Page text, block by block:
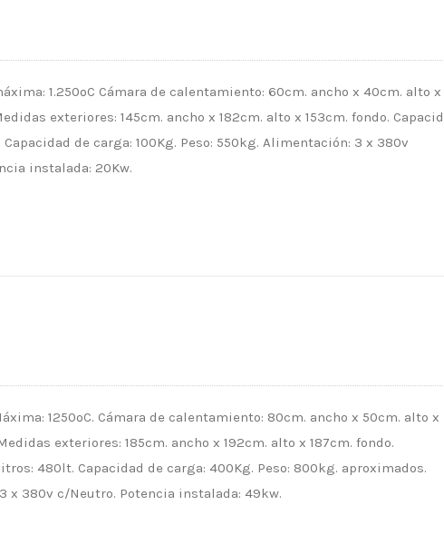
1.250ºC Cámara de calentamiento: 60cm. ancho x 40cm. alto x
exteriores: 145cm. ancho x 182cm. alto x 153cm. fondo.
de carga: 100Kg. Peso: 550kg. Alimentación: 3 x 380v
instalada: 20Kw.
1250ºC. Cámara de calentamiento: 80cm. ancho x 50cm. alto x
exteriores: 185cm. ancho x 192cm. alto x 187cm. fondo.
480lt. Capacidad de carga: 400Kg. Peso: 800kg. aproximados.
x 380v c/Neutro. Potencia instalada: 49kw.